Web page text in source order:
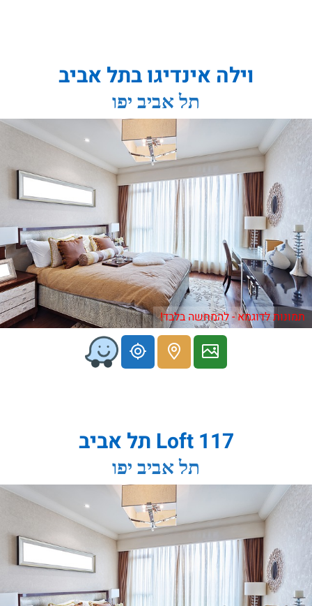
וילה אינדיגו בתל אביב
תל אביב יפו
תמונות לדוגמא - להמחשה בלבד!
Loft 117 תל אביב
תל אביב יפו